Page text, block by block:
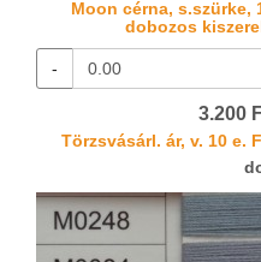
Moon cérna, s.szürke,
dobozos
-
3.200
Törzsvásárl. ár, v. 10 e.